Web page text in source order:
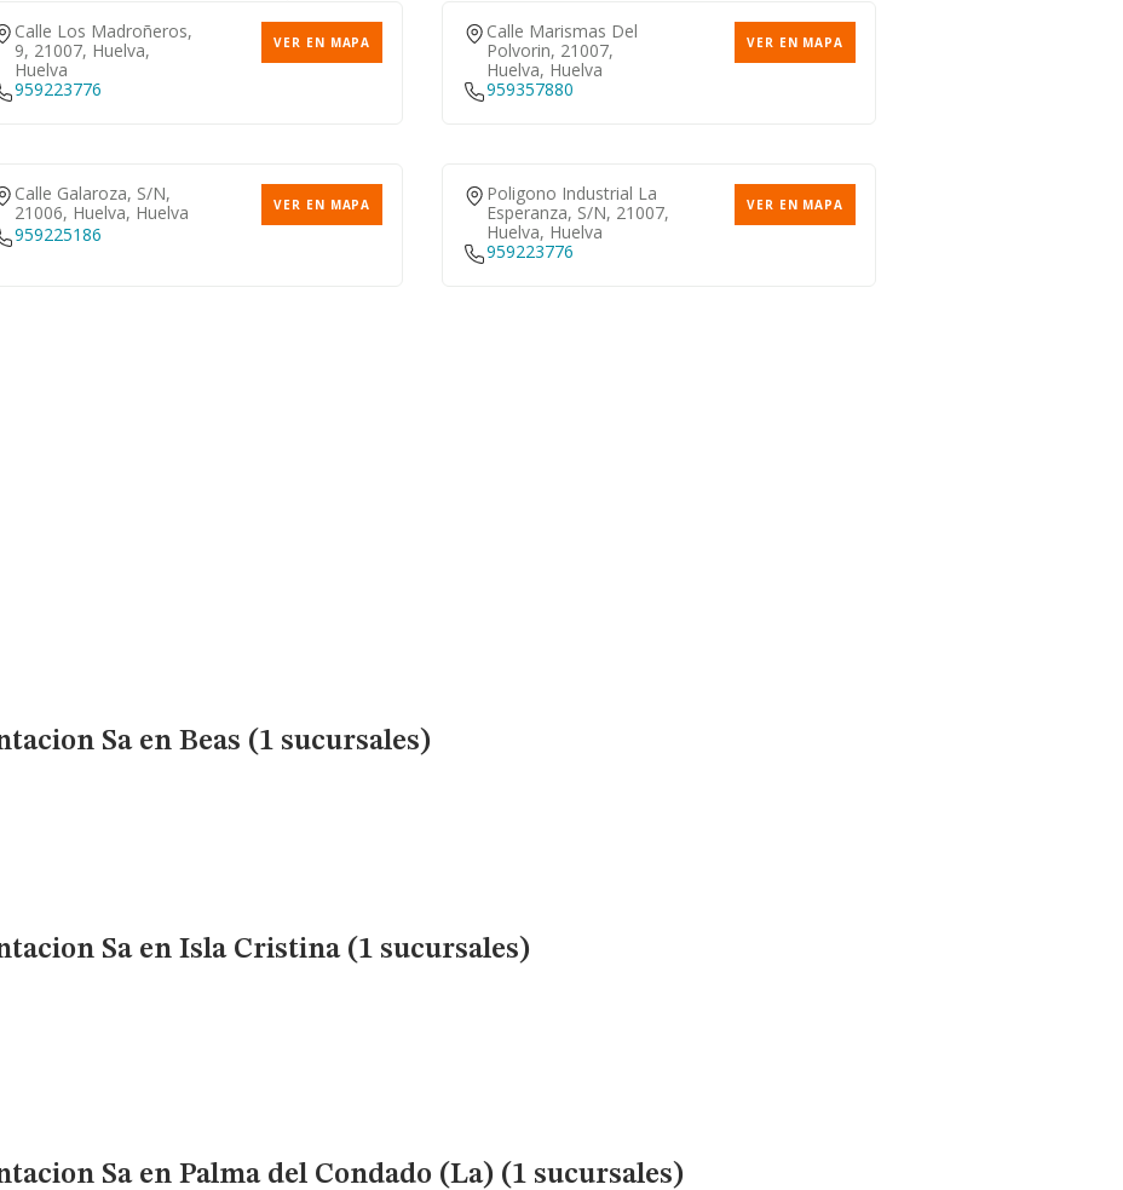
Calle Los Madroñeros,
9, 21007, Huelva,
Huelva
VER EN MAPA
959223776
Calle Marismas Del
Polvorin, 21007,
Huelva, Huelva
VER EN MAPA
959357880
Calle Galaroza, S/n,
21006, Huelva, Huelva
VER EN MAPA
959225186
Poligono Industrial La
Esperanza, S/n, 21007,
Huelva, Huelva
VER EN MAPA
959223776
Saen Beas (1 sucursales)
Saen Isla Cristina (1 sucursales)
Saen Palma del Condado (La) (1 sucursales)